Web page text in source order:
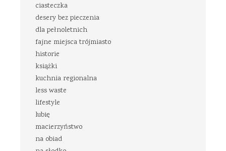
ciasteczka
desery bez pieczenia
dla pełnoletnich
fajne miejsca trójmiasto
historie
książki
kuchnia regionalna
less waste
lifestyle
lubię
macierzyństwo
na obiad